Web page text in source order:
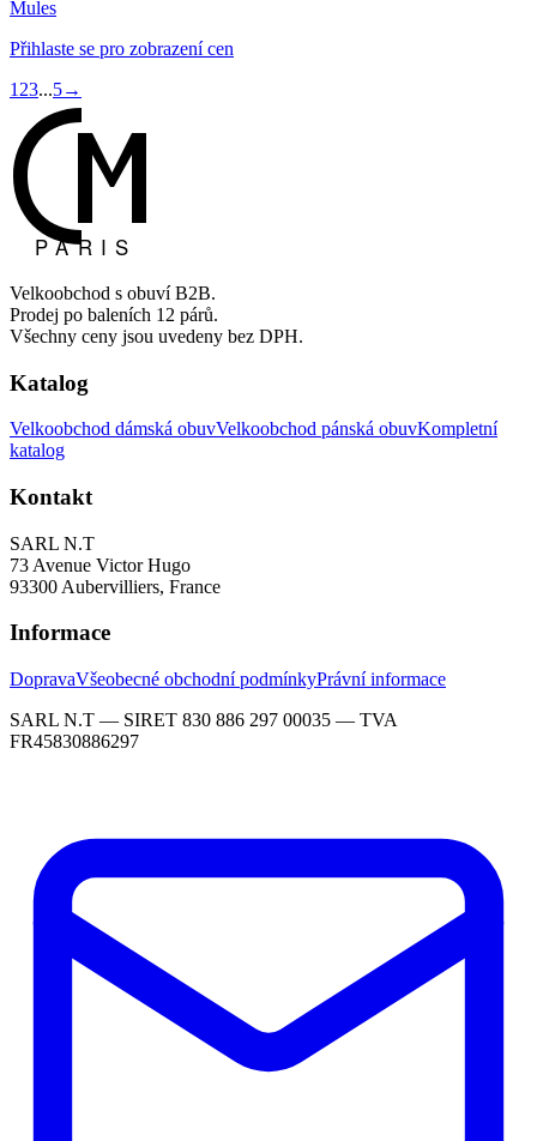
Mules
Přihlaste se pro zobrazení cen
1 23...5→
Velkoobchod s obuví B2B.
Prodej po baleních 12 párů.
Všechny ceny jsou uvedeny bez DPH.
Katalog
Velkoobchod dámská obuvVelkoobchod pánská obuvKompletní
katalog
Kontakt
SARL N.T
73 Avenue Victor Hugo
93300 Aubervilliers, France
Informace
DopravaVšeobecné obchodní podmínkyPrávní informace
SARL N.T — SIRET 830 886 297 00035 — TVA
FR45830886297